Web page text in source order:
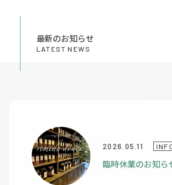
最新のお知らせ
LATEST NEWS
2026.05.11
臨時休業のお知ら